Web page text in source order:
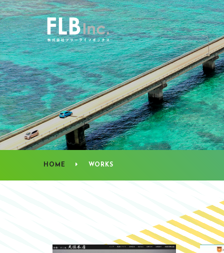
HOME WORKS